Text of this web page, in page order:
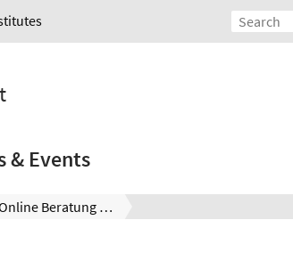
& Events
Online Beratung zum Auslandsstudium beim Hochschulbüro für Internationales